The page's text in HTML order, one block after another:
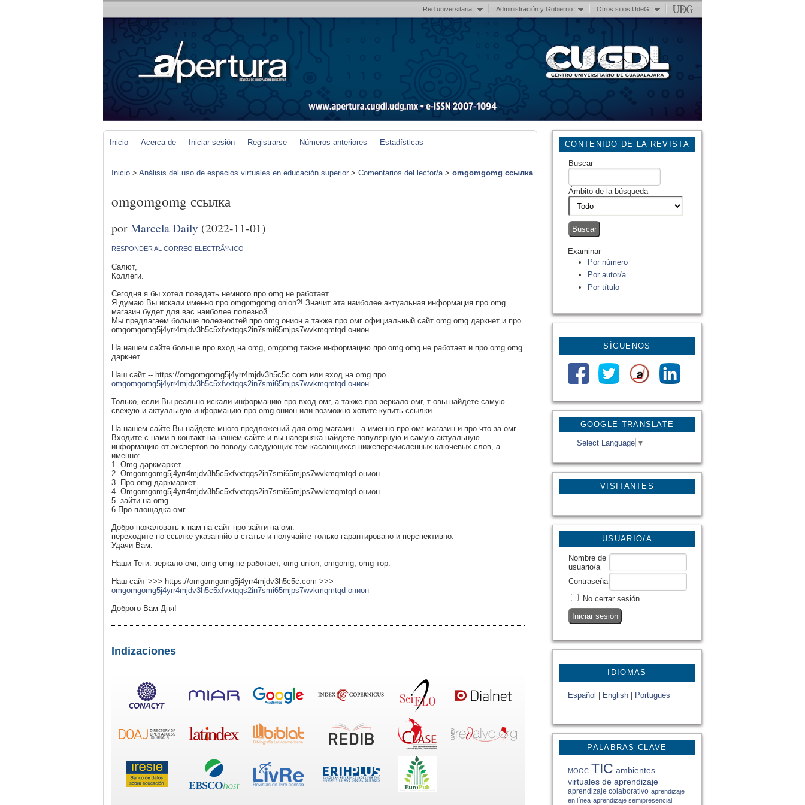
Red universitaria Administración y Gobierno Otros sitios UdeG
GOOGLE TRANSLATE
Select Language ▼
VISITANTES
CONTENIDO DE LA REVISTA
Buscar
Ámbito de la búsqueda
Examinar
Por número
Por autor/a
Por título
SÍGUENOS
USUARIO/A
Nombre de
usuario/a
Contraseña
No cerrar sesión
IDIOMAS
Español English Portugués
PALABRAS CLAVE
MOOC TIC ambientes
virtuales de aprendizaje
aprendizaje colaborativo aprendizaje
en línea aprendizaje semipresencial
Inicio Acerca de Iniciar sesión Registrarse Números anteriores Estadísticas
Inicio > Análisis del uso de espacios virtuales en educación superior > Comentarios del lector/a> omgomgomg ссылка
omgomgomg ссылка
porMarcela Daily (2022-11-01)
RESPONDER AL CORREO ELECTRÃ³NICO
Салют,
Коллеги.
Сегодня я бы хотел поведать немного про omg не работает.
Я думаю Вы искали именно про omgomgomg onion?! Значит эта наиболее актуальная информация про omg
магазин будет для вас наиболее полезной.
Мы предлагаем больше полезностей про omg онион а также про омг официальный сайт omg omg даркнет и про
omgomgomg5j4yrr4mjdv3h5c5xfvxtqqs2in7smi65mjps7wvkmqmtqd онион.
На нашем сайте больше про вход на omg, omgomg также информацию про omg omg не работает и про omg omg
даркнет.
Наш сайт -- https://omgomgomg5j4yrr4mjdv3h5c5c.com или вход на omg про
omgomgomg5j4yrr4mjdv3h5c5xfvxtqqs2in7smi65mjps7wvkmqmtqd онион
Только, если Вы реально искали информацию про вход омг, а также про зеркало омг, т овы найдете самую
свежую и актуальную информацию про omg онион или возможно хотите купить ссылки.
На нашем сайте Вы найдете много предложений для omg магазин - а именно про омг магазин и про что за омг.
Входите с нами в контакт на нашем сайте и вы наверняка найдете популярную и самую актуальную
информацию от экспертов по поводу следующих тем касающихся нижеперечисленных ключевых слов, а
именно:
1. Omg даркмаркет
2. Omgomgomg5j4yrr4mjdv3h5c5xfvxtqqs2in7smi65mjps7wvkmqmtqd онион
3. Про omg даркмаркет
4. Omgomgomg5j4yrr4mjdv3h5c5xfvxtqqs2in7smi65mjps7wvkmqmtqd онион
5. зайти на omg
6 Про площадка омг
Добро пожаловать к нам на сайт про зайти на омг.
переходите по ссылке указаннйо в статье и получайте только гарантировано и перспективно.
Удачи Вам.
Наши Теги: зеркало омг, omg omg не работает, omg union, omgomg, omg тор.
Наш сайт >>> https://omgomgomg5j4yrr4mjdv3h5c5c.com >>>
omgomgomg5j4yrr4mjdv3h5c5xfvxtqqs2in7smi65mjps7wvkmqmtqd онион
Доброго Вам Дня!
Indizaciones